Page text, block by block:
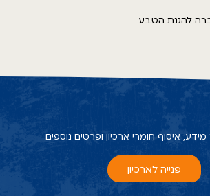
להגנת הטבע
איסוף חומרי ארכיון ופרטים נוספים
פנייה לארכיון